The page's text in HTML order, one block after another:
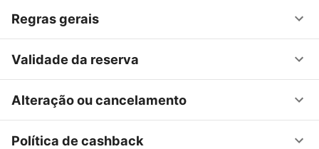
Regras gerais
Validade da reserva
Alteração ou cancelamento
Política de cashback